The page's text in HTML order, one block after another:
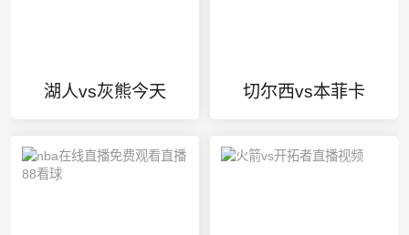
湖人vs灰熊今天 切尔西vs本菲卡